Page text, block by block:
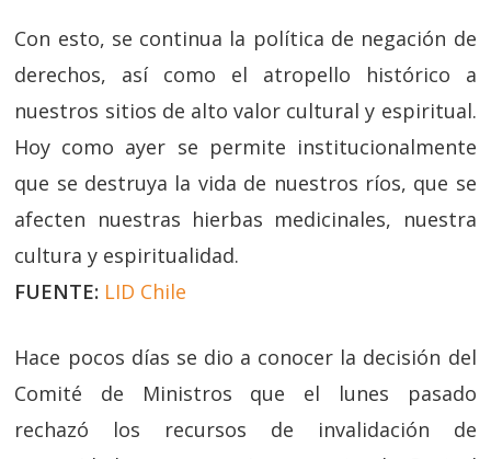
Con esto, se continua la política de negación de
derechos, así como el atropello histórico a
nuestros sitios de alto valor cultural y espiritual.
Hoy como ayer se permite institucionalmente
que se destruya la vida de nuestros ríos, que se
afecten nuestras hierbas medicinales, nuestra
cultura y espiritualidad.
FUENTE: LID Chile
Hace pocos días se dio a conocer la decisión del
Comité de Ministros que el lunes pasado
rechazó los recursos de invalidación de